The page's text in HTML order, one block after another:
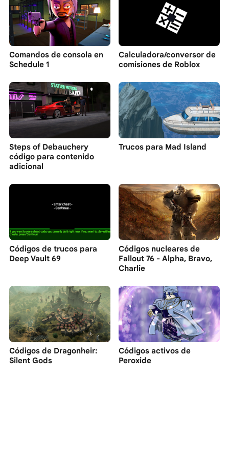
Comandos de consola en
Schedule 1
Calculadora/conversor de
comisiones de Roblox
Steps of Debauchery
código para contenido
adicional
Trucos para Mad Island
Códigos de trucos para
Deep Vault 69
Códigos nucleares de
Fallout 76 - Alpha, Bravo,
Charlie
Códigos de Dragonheir:
Silent Gods
Códigos activos de
Peroxide